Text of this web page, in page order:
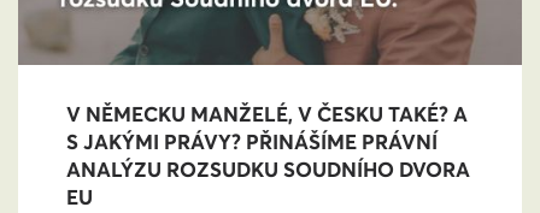
V NĚMECKU MANŽELÉ, V ČESKU TAKÉ? A
S JAKÝMI PRÁVY? PŘINÁŠÍME PRÁVNÍ
ANALÝZU ROZSUDKU SOUDNÍHO DVORA
EU